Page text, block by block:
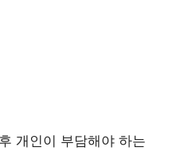
개인이 부담해야 하는